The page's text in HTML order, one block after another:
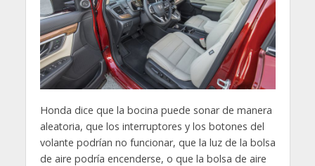
Honda dice que la bocina puede sonar de manera
aleatoria, que los interruptores y los botones del
volante podrían no funcionar, que la luz de la bolsa
de aire podría encenderse, o que la bolsa de aire